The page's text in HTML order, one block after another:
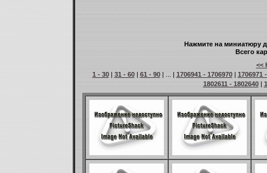
Нажмите на миниатюру
Всего
<<
1 - 30| 31 - 60| 61 - 90| ... | 1706941 - 1706970| 1706971
1802611 - 1802640|